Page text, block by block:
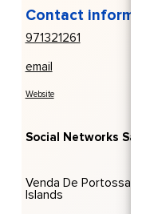
Contact
971321261
email
Website
Social Networks
Venda De
Islands